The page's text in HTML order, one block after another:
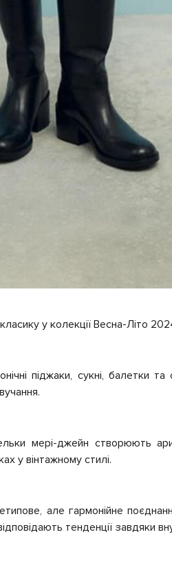
у колекції Весна-Літо
піджаки, сукні, балетки
мері-джейн створюють
у вінтажному стилі.
але гармонійне
тенденції завдяки